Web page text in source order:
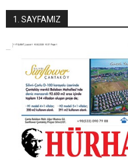
1. SAYFAMIZ